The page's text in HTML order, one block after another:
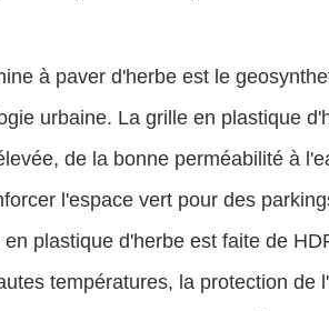
à paver d'herbe est le
urbaine. La grille en plastique
de la bonne perméabilité à
l'espace vert pour des
en plastique d'herbe est faite de
températures, la protection